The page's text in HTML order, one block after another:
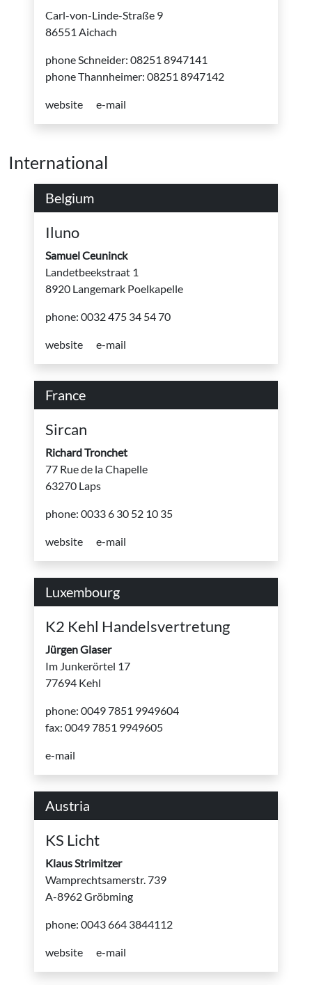
Carl-von-Linde-Straße 9
86551 Aichach
phone Schneider: 08251 8947141
phone Thannheimer: 08251 8947142
website e-mail
International
Belgium
Iluno
Samuel Ceuninck
Landetbeekstraat 1
8920 Langemark Poelkapelle
phone: 0032 475 34 54 70
website e-mail
France
Sircan
Richard Tronchet
77 Rue de la Chapelle
63270 Laps
phone: 0033 6 30 52 10 35
website e-mail
Luxembourg
K2 Kehl Handelsvertretung
Jürgen Glaser
Im Junkerörtel 17
77694 Kehl
phone: 0049 7851 9949604
fax: 0049 7851 9949605
e-mail
Austria
KS Licht
Klaus Strimitzer
Wamprechtsamerstr. 739
A-8962 Gröbming
phone: 0043 664 3844112
website e-mail